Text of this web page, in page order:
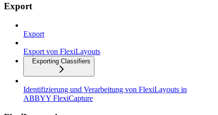
Export
Export
Export von FlexiLayouts
Exporting Classifiers
Identifizierung und Verarbeitung von FlexiLayouts in
ABBYY FlexiCapture